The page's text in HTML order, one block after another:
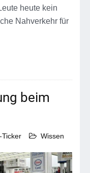
heute kein
Nahverkehr für
beim
Ticker Wissen